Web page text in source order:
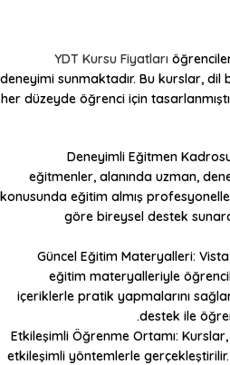
YDT Kursu Fiyatları
deneyimi sunmaktadır. Bu kurslar,
her düzeyde öğrenci için
Deneyimli Eğitmen
eğitmenler, alanında uzman,
konusunda eğitim almış
göre bireysel destek
Güncel Eğitim Materyalleri:
eğitim materyalleriyle
içeriklerle pratik yapmalarını
destek ile
Etkileşimli Öğrenme Ortamı: Kurslar,
etkileşimli yöntemlerle